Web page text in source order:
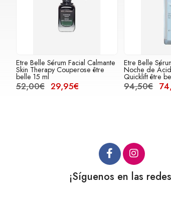
Etre Belle Sérum Facial Calmante
Skin Therapy Couperose être
belle 15 ml
52,00€ 29,95€
Etre Belle
Noche de
Quicklift être
94,50€
¡Síguenos en las